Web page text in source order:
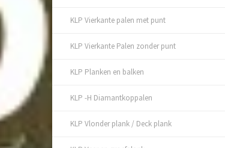
KLP Vierkante palen met punt
KLP Vierkante Palen zonder punt
KLP Planken en balken
KLP -H Diamantkoppalen
KLP Vlonder plank / Deck plank